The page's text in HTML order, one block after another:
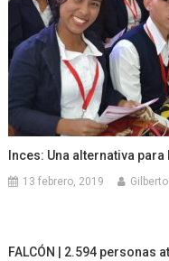
Inces: Una alternativa para
13 febrero, 2019
FALCÓN | 2.594 personas